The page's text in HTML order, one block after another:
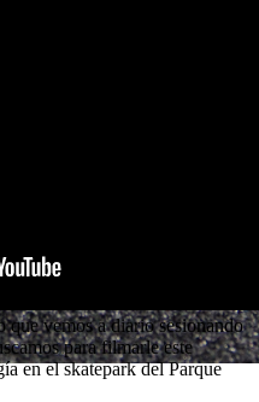
vemos a diario sesionando
para filmarle este
en el skatepark del Parque